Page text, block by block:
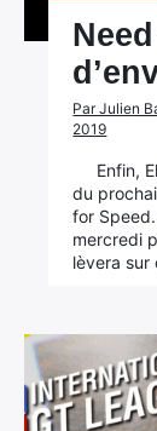
Par Julien
2019
Enfin,
du
for
mercredi
lèvera sur